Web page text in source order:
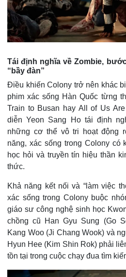
Tái định nghĩa về Zombie,
“bầy đàn”
Điều khiến Colony trở nên khác
phim xác sống Hàn Quốc từng
Train to Busan hay All of Us
diễn Yeon Sang Ho tái định
những cơ thể vô tri hoạt động
năng, xác sống trong Colony có
học hỏi và truyền tín hiệu thần
thức.
Khả năng kết nối và “làm việc
xác sống trong Colony buộc
giáo sư công nghệ sinh học
chồng cũ Han Gyu Sung (Go
Kang Woo (Ji Chang Wook) và
Hyun Hee (Kim Shin Rok) phải
tồn tại trong cuộc chạy đua tìm